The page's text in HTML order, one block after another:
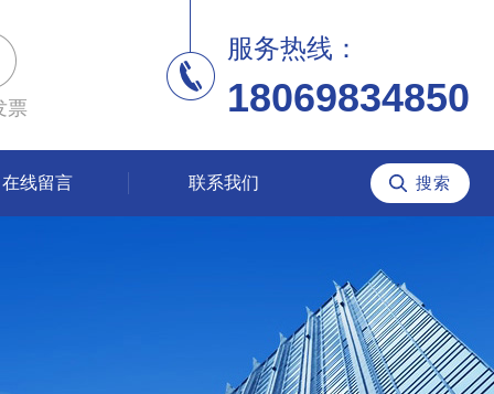
票
服务热线：
18069834850
在线留言 联系我们